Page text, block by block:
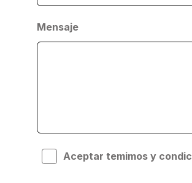
Mensaje
Aceptar temimos y